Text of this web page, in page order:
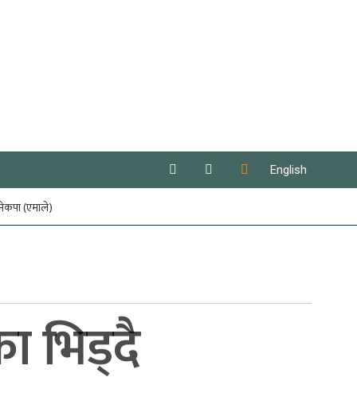
English
(एमाले)
भिड्दै